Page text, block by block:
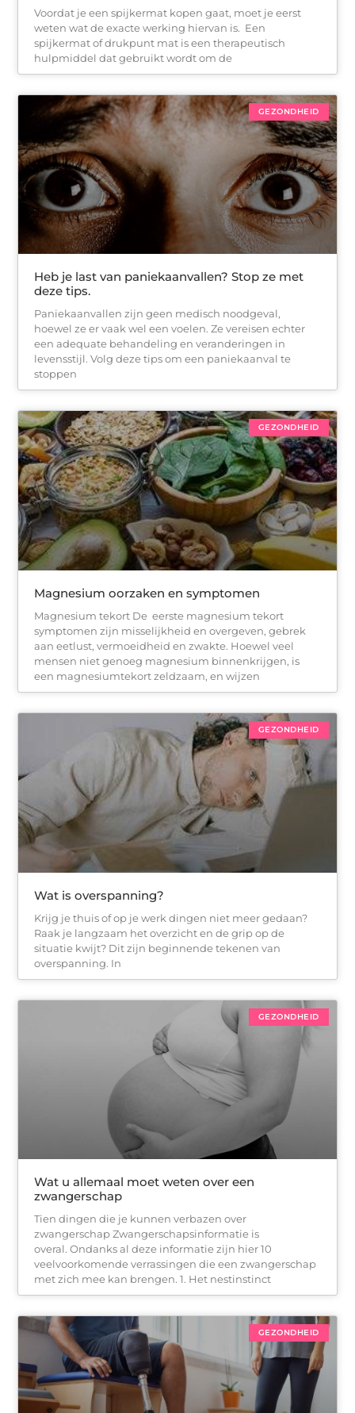
Voordat je een spijkermat kopen gaat, moet je eerst
weten wat de exacte werking hiervan is. Een
spijkermat of drukpunt mat is een therapeutisch
hulpmiddel dat gebruikt wordt om de
GEZONDHEID
Heb je last van paniekaanvallen? Stop ze met
deze tips.
Paniekaanvallen zijn geen medisch noodgeval,
hoewel ze er vaak wel een voelen. Ze vereisen echter
een adequate behandeling en veranderingen in
levensstijl. Volg deze tips om een ​​paniekaanval te
stoppen
GEZONDHEID
Magnesium oorzaken en symptomen
Magnesium tekort De eerste magnesium tekort
symptomen zijn misselijkheid en overgeven, gebrek
aan eetlust, vermoeidheid en zwakte. Hoewel veel
mensen niet genoeg magnesium binnenkrijgen, is
een magnesiumtekort zeldzaam, en wijzen
GEZONDHEID
Wat is overspanning?
Krijg je thuis of op je werk dingen niet meer gedaan?
Raak je langzaam het overzicht en de grip op de
situatie kwijt? Dit zijn beginnende tekenen van
overspanning. In
GEZONDHEID
Wat u allemaal moet weten over een
zwangerschap
Tien dingen die je kunnen verbazen over
zwangerschap Zwangerschapsinformatie is
overal. Ondanks al deze informatie zijn hier 10
veelvoorkomende verrassingen die een zwangerschap
met zich mee kan brengen. 1. Het nestinstinct
GEZONDHEID